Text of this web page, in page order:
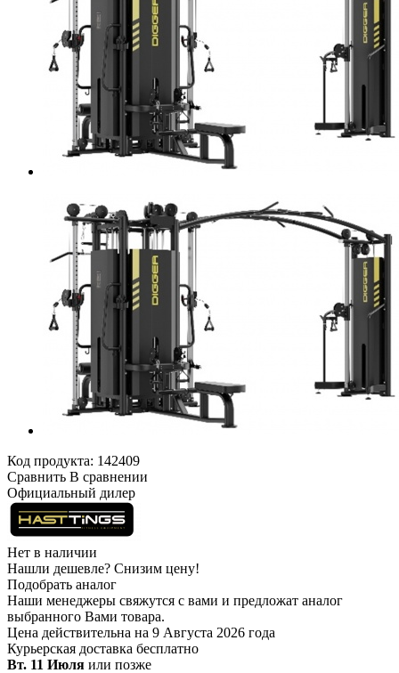
Код продукта: 142409
Сравнить В сравнении
Официальный дилер
Нет в наличии
Нашли дешевле? Снизим цену!
Подобрать аналог
Наши менеджеры свяжутся с вами и предложат аналог
выбранного Вами товара.
Цена действительна на 9 Августа 2026 года
Курьерская доставка бесплатно
Вт. 11 Июля или позже